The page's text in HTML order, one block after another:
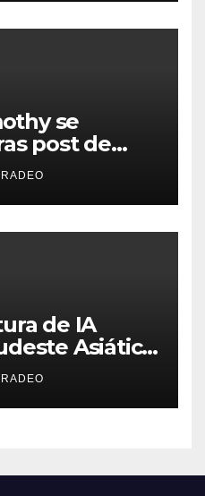
se
post de
un
de IA
Asiático,